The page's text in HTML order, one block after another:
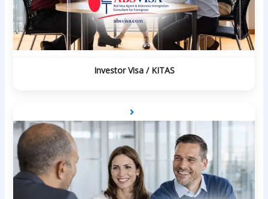
Investor Visa / KITAS